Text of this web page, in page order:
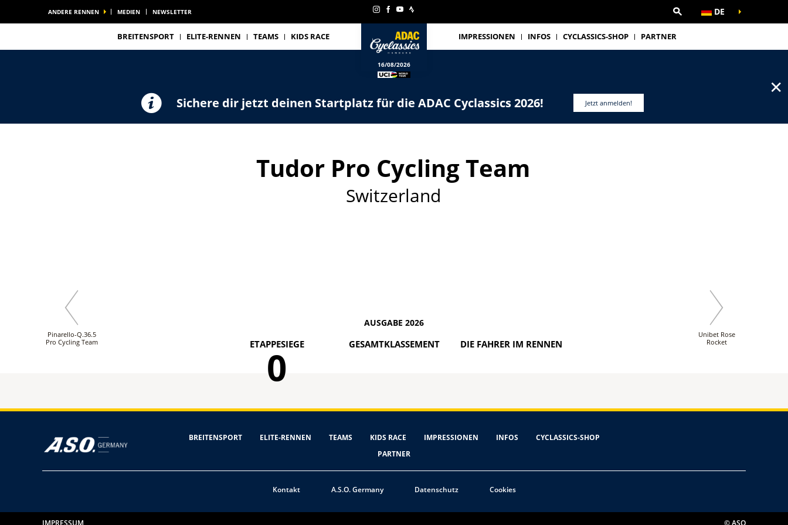
ANDERE RENNEN MEDIEN NEWSLETTER DE
BREITENSPORT ELITE-RENNEN TEAMS KIDS RACE
16/08/2026
IMPRESSIONEN INFOS CYCLASSICS-SHOP PARTNER
Sichere dir jetzt deinen Startplatz für die ADAC Cyclassics 2026! Jetzt anmelden!
✕
Tudor Pro Cycling Team
Switzerland
AUSGABE 2026
ETAPPESIEGE
0 GESAMTKLASSEMENT DIE FAHRER IM RENNEN
Pinarello-Q.36.5
Pro Cycling Team
Unibet Rose
Rocket
BREITENSPORT ELITE-RENNEN TEAMS KIDS RACE IMPRESSIONEN INFOS
CYCLASSICS-SHOP
PARTNER
Kontakt A.S.O. Germany Datenschutz Cookies
IMPRESSUM © ASO